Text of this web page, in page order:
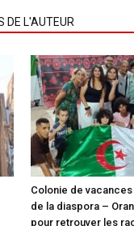
DE L'AUTEUR
Colonie de
de la diaspora –
pour retrouver les